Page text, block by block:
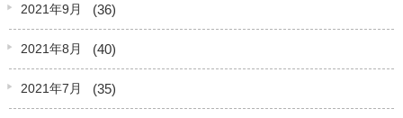
2021年9月 (36)
2021年8月 (40)
2021年7月 (35)